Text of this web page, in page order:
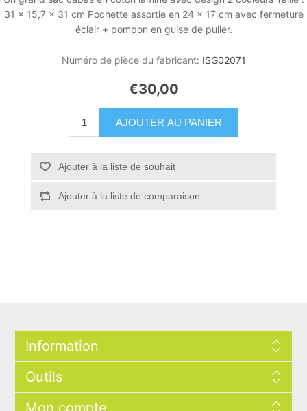
31 x 15,7 x 31 cm Pochette assortie en 24 x 17 cm avec fermeture
éclair + pompon en guise de puller.
Numéro de pièce du fabricant: ISG02071
€30,00
AJOUTER AU PANIER
Ajouter à la liste de souhait
Ajouter à la liste de comparaison
Information
Outils
Mon compte